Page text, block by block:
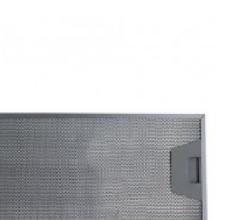
853576710000
857841318000
857841318010
857841501000
857841501010